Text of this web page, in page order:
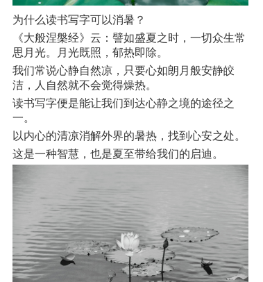
为什么读书写字可以消暑？
《大般涅槃经》云：譬如盛夏之时，一切众生常
思月光。月光既照，郁热即除。
我们常说心静自然凉，只要心如朗月般安静皎
洁，人自然就不会觉得燥热。
读书写字便是能让我们到达心静之境的途径之
一。
以内心的清凉消解外界的暑热，找到心安之处。
这是一种智慧，也是夏至带给我们的启迪。